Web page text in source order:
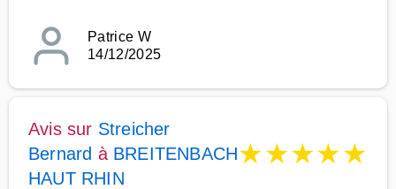
Patrice W
14/12/2025
Avis sur Streicher
Bernard à BREITENBACH
HAUT RHIN
★★★★★